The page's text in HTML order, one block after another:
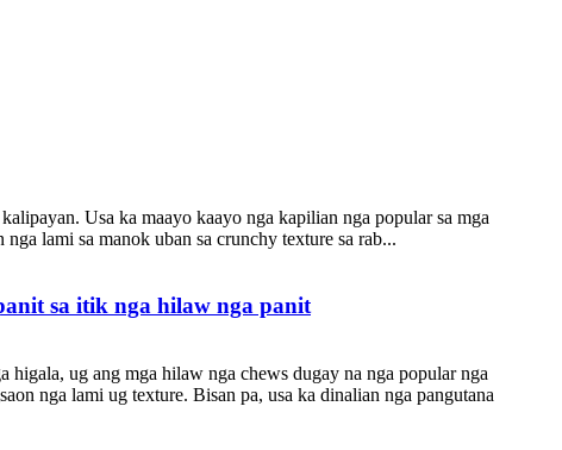
Usa ka maayo kaayo nga kapilian nga popular sa mga
lami sa manok uban sa crunchy texture sa rab...
sa itik nga hilaw nga panit
higala, ug ang mga hilaw nga chews dugay na nga popular nga
nga lami ug texture. Bisan pa, usa ka dinalian nga pangutana